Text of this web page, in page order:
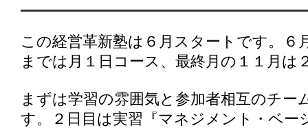
この経営革新塾は６月スタートです。６
までは月１日コース、最終月の１１月は
まずは学習の雰囲気と参加者相互のチ
す。２日目は実習『マネジメント・ベ